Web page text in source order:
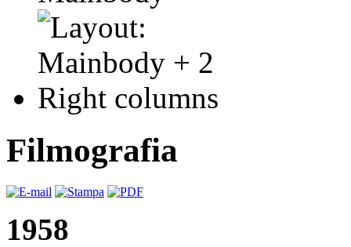
Filmografia
1958